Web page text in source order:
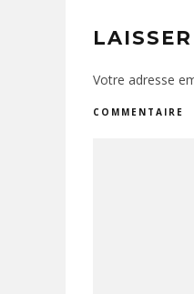
Votre adresse
COMMENTAIRE